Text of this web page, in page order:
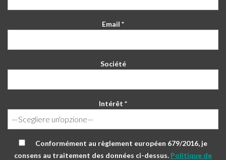
Email *
Société
Intérêt *
Conformément au règlement européen 679/2016, je
consens au traitement des données ci-dessus. Politique de